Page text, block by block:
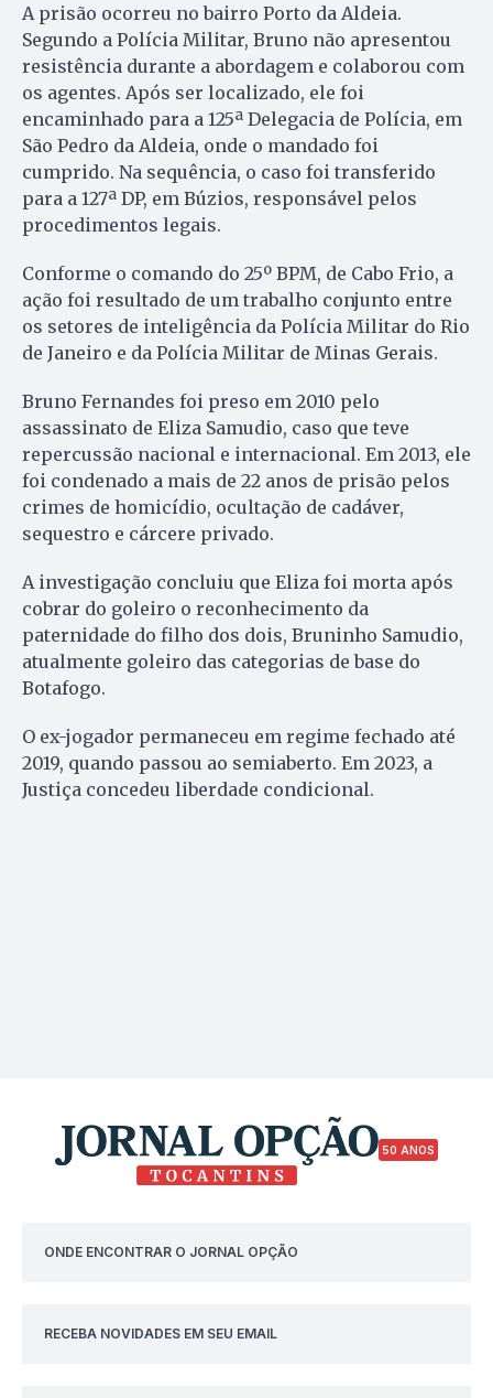
A prisão ocorreu no bairro Porto da Aldeia.
Segundo a Polícia Militar, Bruno não apresentou
resistência durante a abordagem e colaborou com
os agentes. Após ser localizado, ele foi
encaminhado para a 125ª Delegacia de Polícia, em
São Pedro da Aldeia, onde o mandado foi
cumprido. Na sequência, o caso foi transferido
para a 127ª DP, em Búzios, responsável pelos
procedimentos legais.
Conforme o comando do 25º BPM, de Cabo Frio, a
ação foi resultado de um trabalho conjunto entre
os setores de inteligência da Polícia Militar do Rio
de Janeiro e da Polícia Militar de Minas Gerais.
Bruno Fernandes foi preso em 2010 pelo
assassinato de Eliza Samudio, caso que teve
repercussão nacional e internacional. Em 2013, ele
foi condenado a mais de 22 anos de prisão pelos
crimes de homicídio, ocultação de cadáver,
sequestro e cárcere privado.
A investigação concluiu que Eliza foi morta após
cobrar do goleiro o reconhecimento da
paternidade do filho dos dois, Bruninho Samudio,
atualmente goleiro das categorias de base do
Botafogo.
O ex-jogador permaneceu em regime fechado até
2019, quando passou ao semiaberto. Em 2023, a
Justiça concedeu liberdade condicional.
50 ANOS
ONDE ENCONTRAR O JORNAL OPÇÃO
RECEBA NOVIDADES EM SEU EMAIL